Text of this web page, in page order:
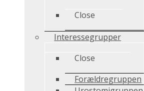
Close
Interessegrupper
Close
Forældregruppen